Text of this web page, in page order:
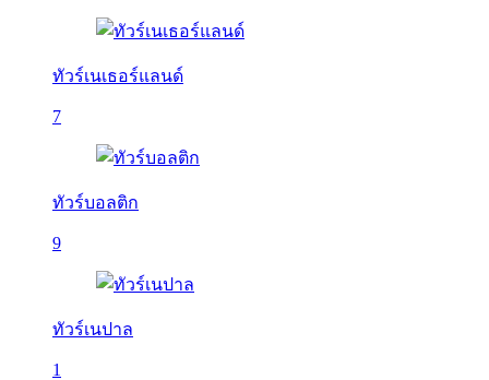
ทัวร์เนเธอร์แลนด์
7
ทัวร์บอลติก
9
ทัวร์เนปาล
1